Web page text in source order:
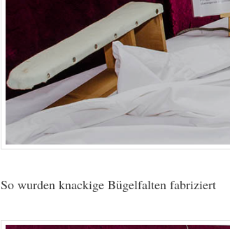
So wurden knackige Bügelfalten fabriziert